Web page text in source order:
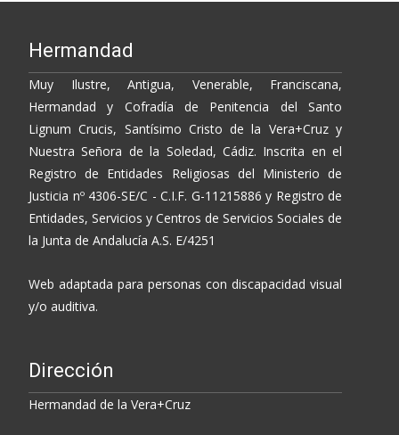
Hermandad
Muy Ilustre, Antigua, Venerable, Franciscana,
Hermandad y Cofradía de Penitencia del Santo
Lignum Crucis, Santísimo Cristo de la Vera+Cruz y
Nuestra Señora de la Soledad, Cádiz. Inscrita en el
Registro de Entidades Religiosas del Ministerio de
Justicia nº 4306-SE/C - C.I.F. G-11215886 y Registro de
Entidades, Servicios y Centros de Servicios Sociales de
la Junta de Andalucía A.S. E/4251
Web adaptada para personas con discapacidad visual
y/o auditiva.
Dirección
Hermandad de la Vera+Cruz